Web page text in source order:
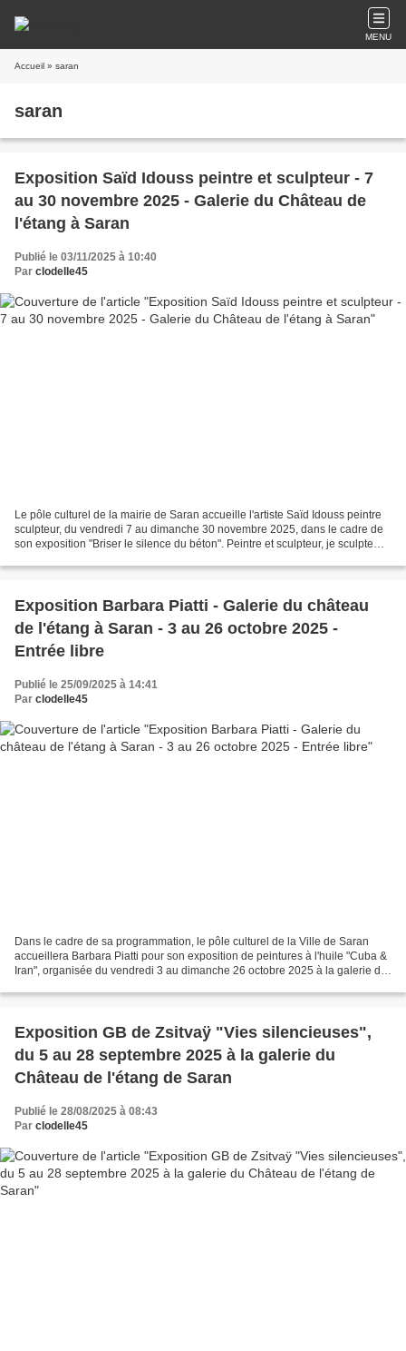
MENU
Accueil » saran
saran
Exposition Saïd Idouss peintre et sculpteur - 7
au 30 novembre 2025 - Galerie du Château de
l'étang à Saran
Publié le 03/11/2025 à 10:40
Par clodelle45
Le pôle culturel de la mairie de Saran accueille l'artiste Saïd Idouss peintre
sculpteur, du vendredi 7 au dimanche 30 novembre 2025, dans le cadre de
son exposition "Briser le silence du béton". Peintre et sculpteur, je sculpte
Exposition Barbara Piatti - Galerie du château
de l'étang à Saran - 3 au 26 octobre 2025 -
Entrée libre
Publié le 25/09/2025 à 14:41
Par clodelle45
Dans le cadre de sa programmation, le pôle culturel de la Ville de Saran
accueillera Barbara Piatti pour son exposition de peintures à l'huile "Cuba &
Iran", organisée du vendredi 3 au dimanche 26 octobre 2025 à la galerie du
Exposition GB de Zsitvaÿ "Vies silencieuses",
du 5 au 28 septembre 2025 à la galerie du
Château de l'étang de Saran
Publié le 28/08/2025 à 08:43
Par clodelle45